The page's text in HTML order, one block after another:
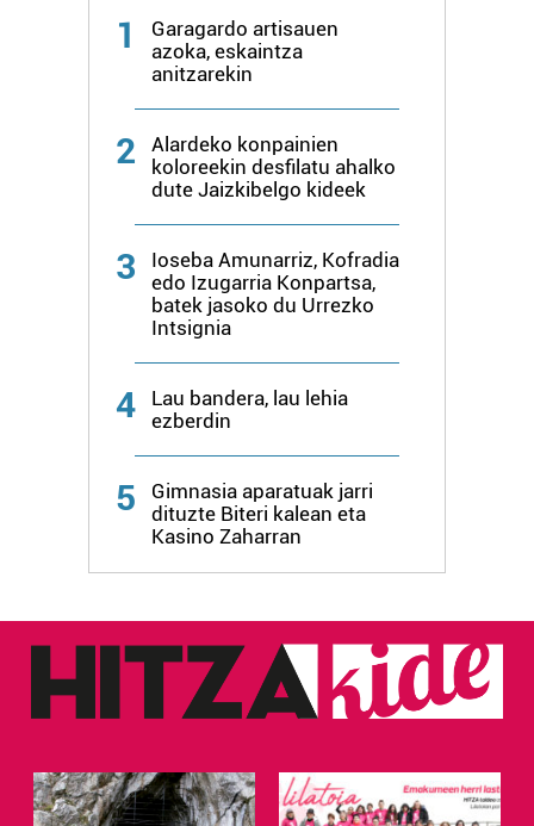
1
Garagardo artisauen
azoka, eskaintza
anitzarekin
2
Alardeko konpainien
koloreekin desfilatu ahalko
dute Jaizkibelgo kideek
3
Ioseba Amunarriz, Kofradia
edo Izugarria Konpartsa,
batek jasoko du Urrezko
Intsignia
4
Lau bandera, lau lehia
ezberdin
5
Gimnasia aparatuak jarri
dituzte Biteri kalean eta
Kasino Zaharran